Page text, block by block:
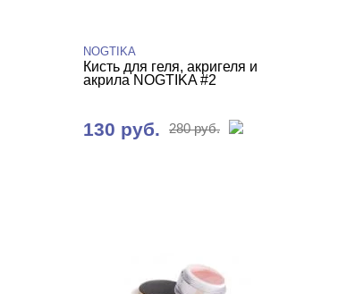
NOGTIKA
Кисть для геля, акригеля и
акрила NOGTIKA #2
130 руб. 280 руб.